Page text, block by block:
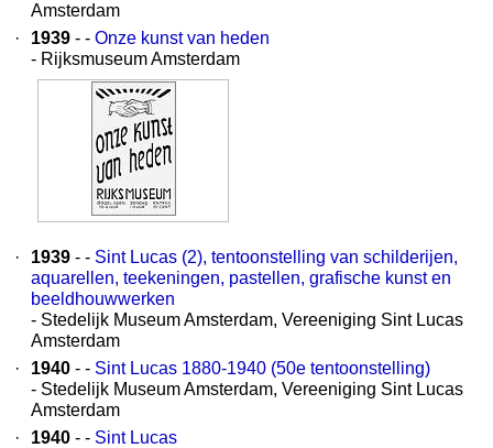
Amsterdam
·
1939 - - Onze kunst van heden
- Rijksmuseum Amsterdam
· 1939 - - Sint Lucas (2), tentoonstelling van schilderijen,
aquarellen, teekeningen, pastellen, grafische kunst en
beeldhouwwerken
- Stedelijk Museum Amsterdam, Vereeniging Sint Lucas
Amsterdam
·
1940 - - Sint Lucas 1880-1940 (50e tentoonstelling)
- Stedelijk Museum Amsterdam, Vereeniging Sint Lucas
Amsterdam
·
1940 - - Sint Lucas